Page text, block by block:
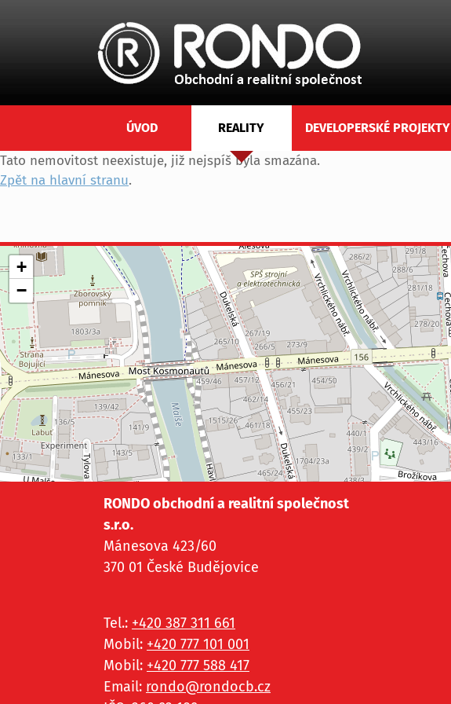
ÚVOD REALITY DEVELOPERSKÉ PROJEKTY
Tato nemovitost neexistuje, již nejspíš byla smazána.
Zpět na hlavní stranu.
+
−
RONDO obchodní a realitní společnost
s.r.o.
Mánesova 423/60
370 01 České Budějovice
Tel.: +420 387 311 661
Mobil: +420 777 101 001
Mobil: +420 777 588 417
Email: rondo@rondocb.cz